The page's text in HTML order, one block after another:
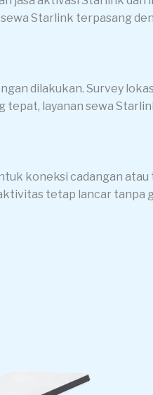
Starlink terpasang
dilakukan. Survey
layanan sewa
koneksi cadangan atau
tetap lancar tanpa